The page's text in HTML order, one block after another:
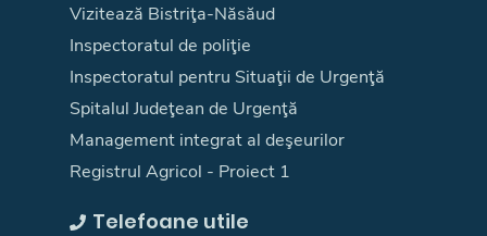
Vizitează Bistriţa-Năsăud
Inspectoratul de poliţie
Inspectoratul pentru Situaţii de Urgenţă
Spitalul Judeţean de Urgenţă
Management integrat al deşeurilor
Registrul Agricol - Proiect 1
Telefoane utile